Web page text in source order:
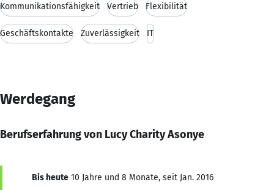
Kommunikationsfähigkeit Vertrieb Flexibilität
Geschäftskontakte Zuverlässigkeit IT
Werdegang
Berufserfahrung von Lucy Charity Asonye
Bis heute 10 Jahre und 8 Monate, seit Jan. 2016